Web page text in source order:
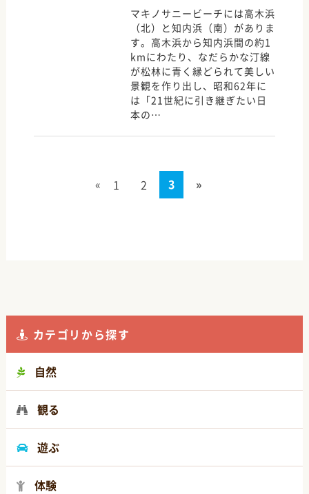
マキノサニービーチには高木浜
（北）と知内浜（南）がありま
す。高木浜から知内浜間の約1
kmにわたり、なだらかな汀線
が松林に青く縁どられて美しい
景観を作り出し、昭和62年に
は「21世紀に引き継ぎたい日
本の…
« 1 2 3 »
カテゴリから探す
自然
観る
遊ぶ
体験